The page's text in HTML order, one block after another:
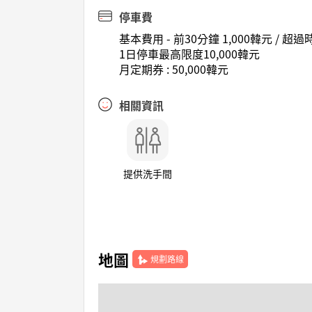
停車費
基本費用 - 前30分鐘 1,000韓元 / 超過
1日停車最高限度10,000韓元
月定期券 : 50,000韓元
相關資訊
提供洗手間
地圖 規劃路線